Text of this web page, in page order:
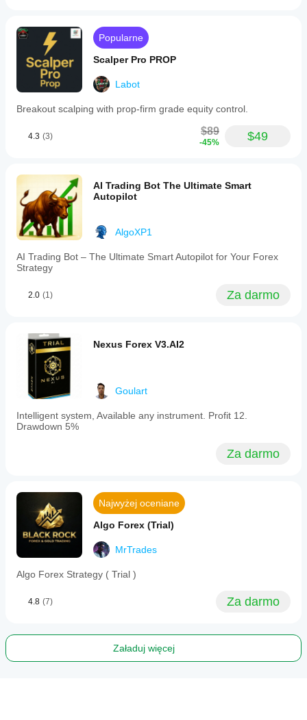
Popularne
Scalper Pro PROP
Labot
Breakout scalping with prop-firm grade equity control.
4.3 (3) $89
-45% $49
AI Trading Bot The Ultimate Smart
Autopilot
AlgoXP1
AI Trading Bot – The Ultimate Smart Autopilot for Your Forex
Strategy
2.0 (1) Za darmo
Nexus Forex V3.AI2
Goulart
Intelligent system, Available any instrument. Profit 12.
Drawdown 5%
Za darmo
Najwyżej oceniane
Algo Forex (Trial)
MrTrades
Algo Forex Strategy ( Trial )
4.8 (7) Za darmo
Załaduj więcej